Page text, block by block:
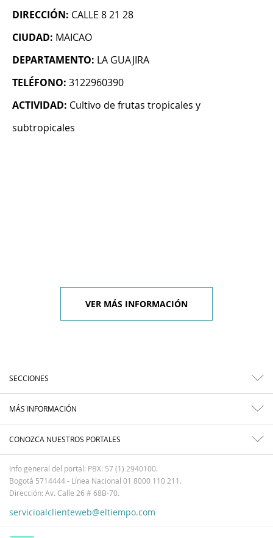
DIRECCIÓN: CALLE 8 21 28
CIUDAD: MAICAO
DEPARTAMENTO: LA GUAJIRA
TELÉFONO: 3122960390
ACTIVIDAD: Cultivo de frutas tropicales y
subtropicales
VER MÁS INFORMACIÓN
SECCIONES
MÁS INFORMACIÓN
CONOZCA NUESTROS PORTALES
Info general del portal: PBX: 57 (1) 2940100.
Bogotá 5714444 - Línea Nacional 01 8000 110 211.
Dirección: Av. Calle 26 # 68B-70.
servicioalclienteweb@eltiempo.com